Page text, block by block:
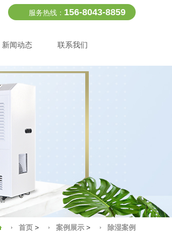
服务热线： 156-8043-8859
新闻动态 联系我们
首页 > 案例展示 > 除湿案例